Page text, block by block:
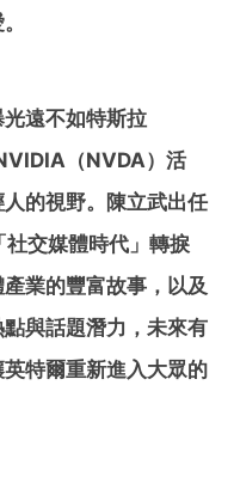
遠不如特斯拉
（NVDA）活
的視野。陳立武出任
交媒體時代」轉捩
業的豐富故事，以及
與話題潛力，未來有
特爾重新進入大眾的